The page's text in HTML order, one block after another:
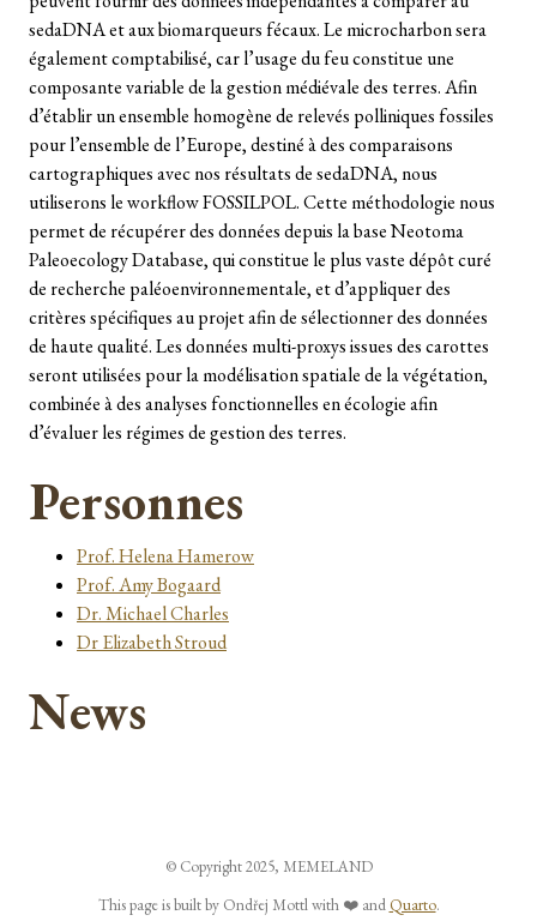
sedaDNA et aux biomarqueurs fécaux. Le microcharbon sera
également comptabilisé, car l’usage du feu constitue une
composante variable de la gestion médiévale des terres. Afin
d’établir un ensemble homogène de relevés polliniques fossiles
pour l’ensemble de l’Europe, destiné à des comparaisons
cartographiques avec nos résultats de sedaDNA, nous
utiliserons le workflow FOSSILPOL. Cette méthodologie nous
permet de récupérer des données depuis la base Neotoma
Paleoecology Database, qui constitue le plus vaste dépôt curé
de recherche paléoenvironnementale, et d’appliquer des
critères spécifiques au projet afin de sélectionner des données
de haute qualité. Les données multi-proxys issues des carottes
seront utilisées pour la modélisation spatiale de la végétation,
combinée à des analyses fonctionnelles en écologie afin
d’évaluer les régimes de gestion des terres.
Personnes
Prof. Helena Hamerow
Prof. Amy Bogaard
Dr. Michael Charles
Dr Elizabeth Stroud
News
© Copyright 2025, MEMELAND
This page is built by Ondřej Mottl with ❤️ and Quarto.